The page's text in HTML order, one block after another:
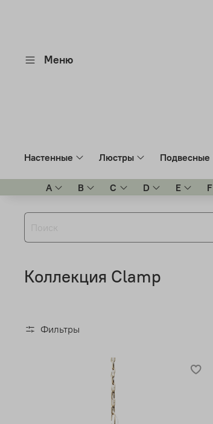
Меню
Настенные Люстры Подвесные
A B C D E F
Коллекция Clamp
Фильтры